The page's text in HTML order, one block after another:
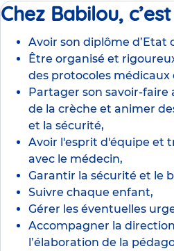
Chez Babilou,
Avoir son diplôme d’Etat
Être organisé et
des protocoles médicaux
Partager son savoir-faire
de la crèche et animer
et la sécurité,
Avoir l'esprit d'équipe et
avec le médecin,
Garantir la sécurité et le
Suivre chaque enfant,
Gérer les éventuelles
Accompagner la
l’élaboration de la